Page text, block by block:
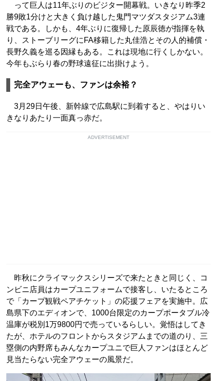
って巨人は11年ぶりのビジター開幕戦。いきなり昨季2
勝9敗1分けと大きく負け越した鬼門マツダスタジアム3連
戦である。しかも、4年ぶりに復帰した原辰徳が指揮を執
り、ストーブリーグにFA移籍した丸佳浩とその人的補償・
長野久義を巡る因縁もある。これは現地に行くしかない。
今年もぶらり春の野球遠征に出掛けよう。
完全アウェーも、ファンは余裕？
3月29日午後、新幹線で広島駅に到着すると、やはりい
きなりあたり一面真っ赤だ。
ADVERTISEMENT
昨秋にクライマックスシリーズで来たときと同じく、コ
ンビニ店員はカープユニフォームで接客し、いたるところ
で「カープ観戦ペアチケット」の応援フェアを実施中。広
島県下のエディオンで、1000台限定のカープポータブル冷
温庫が税別1万9800円で売っているらしい。覚悟はしてき
たが、ホテルのフロントからスタジアムまでの道のり、三
塁側の内野席もみんなカープユニで巨人ファンはほとんど
見当たらない完全アウェーの風景だ。